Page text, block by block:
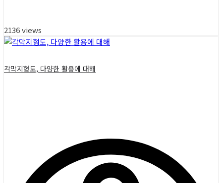
2136 views
각막지형도, 다양한 활용에 대해